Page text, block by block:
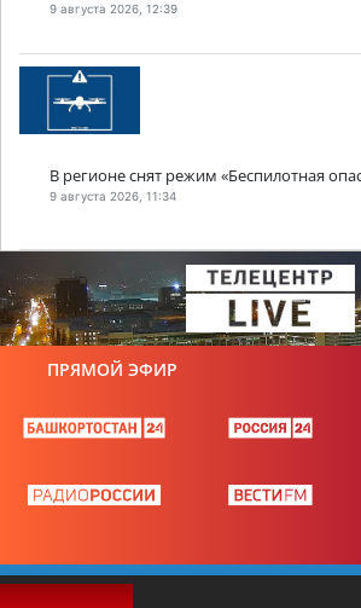
9 августа 2026, 12:39
В регионе снят режим «Беспилотная
9 августа 2026, 11:34
ПРЯМОЙ ЭФИР